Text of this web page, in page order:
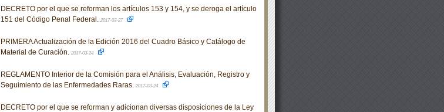
DECRETO por el que se reforman los artículos 153 y 154, y se deroga el artículo
151 del Código Penal Federal. 2017-03-27
PRIMERA Actualización de la Edición 2016 del Cuadro Básico y Catálogo de
Material de Curación. 2017-03-24
REGLAMENTO Interior de la Comisión para el Análisis, Evaluación, Registro y
Seguimiento de las Enfermedades Raras. 2017-03-24
DECRETO por el que se reforman y adicionan diversas disposiciones de la Ley